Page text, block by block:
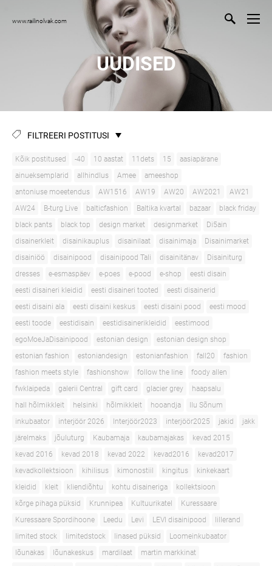
www.railinolvak.com
UUDISED
FILTREERI POSTITUSI
Kõik postitused -40 10 aastat 11dets 15
aasiapärane
ainueksemplarid
allhindlus Amee
ameeshop
antoniuse moeetendus
AW1516 AW19 AW20 AW2021
AW21
AW24
B-turg Live balticfashion Baltika kvartal bazaar
black friday
black pants
black top design market designmarket
Di5ain
disainerkleit
disainikauplus disainilaat disainimaja
Disainimarket
disainiöö
disainipood disainipood Tali disainitänav
Disainiturg
dresses
e-esmaspäev e-poes e-pood e-shop
eesti disain
eesti disaineri kleidid
eesti disaineri tooted
eesti disainerid
eesti disaini ala
eesti disaini keskus eesti disaini pood
eesti mood
eesti toode
eestidisain eestidisainerikleidid
eestimood
egoMoeJaDisainipood
estonian design
estonian design shop
estonian fashion
estoniandesign estonianfashion fall20
fashion
fashion meets style
fashionshow follow the line
foody allen
fwklaipeda
galerii Central gift card glacier grey
haapsalu
hall hõlmikkleit
helsinki hõlmikkleit hooandja
Ilu Sõnum
inkubaator
interjöör 2026 Interjöör2023 interjöör2025 jakid
jakk
järelmaks
jõuluturg Kaubamaja kaubamajakas
kevad 2015
kevad 2016
kevad 2018 kevad 2022 kevad2016
kevad2017
kevadkollektsioon
kihilisus kimonostiil kingitus
kinkekaart
kleidid
kleit kliendiõhtu kohtu disaineriga
kollektsioon
kõrge pihaga püksid
Krunnipea Kultuurikatel
Kuressaare
Kuressaare Spordihoone
Leedu Levi LEVI disainipood
lillerand
limited stock
limitedstock linased püksid
Loomeinkubaator
lõunakas
lõunakeskus mardilaat
martin markkinat